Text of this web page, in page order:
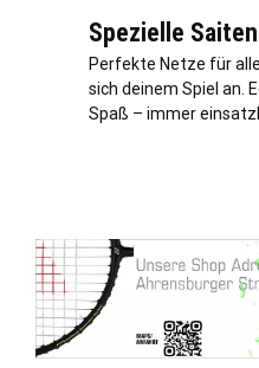
Spezielle
Perfekte Netze für
sich deinem Spiel an.
Spaß – immer